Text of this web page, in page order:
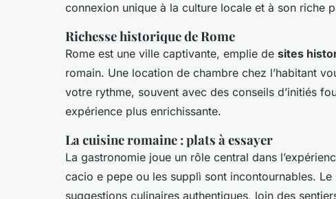
connexion unique à la culture locale et à son riche
Richesse historique de Rome
Rome est une ville captivante, emplie de sites
romain. Une location de chambre chez l’habitant
votre rythme, souvent avec des conseils d’initiés
expérience plus enrichissante.
La cuisine romaine : plats à essayer
La gastronomie joue un rôle central dans
cacio e pepe ou les supplì sont incontournables.
suggestions culinaires authentiques, loin des